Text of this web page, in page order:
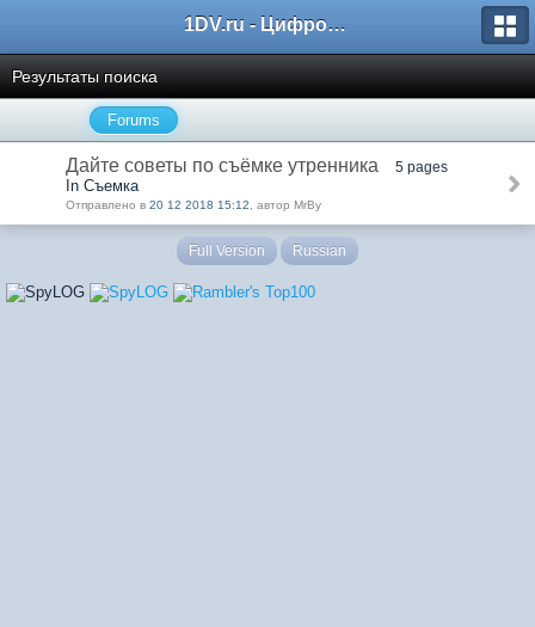
1DV.ru - Цифровое видео
Результаты поиска
Forums
Дайте советы по съёмке утренника 5 pages
In Съемка
Отправлено в 20 12 2018 15:12 , автор MrBy
Full Version Russian